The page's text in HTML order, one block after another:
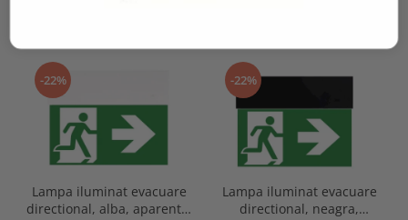
-22%
Lampa iluminat evacuare
directional, alba, aparenta,
-22%
Lampa iluminat evacuare
directional, neagra,